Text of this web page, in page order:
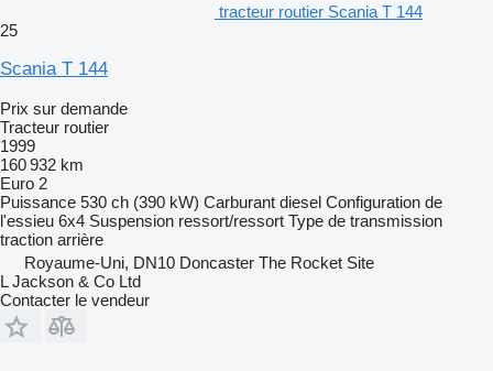
tracteur routier Scania T 144
25
Scania T 144
Prix sur demande
Tracteur routier
1999
160 932 km
Euro 2
Puissance 530 ch (390 kW) Carburant diesel Configuration de
l'essieu 6x4 Suspension ressort/ressort Type de transmission
traction arrière
Royaume-Uni, DN10 Doncaster The Rocket Site
L Jackson & Co Ltd
Contacter le vendeur